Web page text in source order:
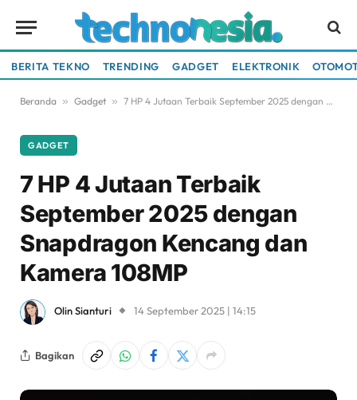
BERITA TEKNO TRENDING GADGET ELEKTRONIK
Beranda » Gadget » 7 HP 4 Jutaan Terbaik September 2025 dengan Snapdragon Kencang dan Kamera 108MP
GADGET
7 HP 4 Jutaan Terbaik
September 2025 dengan
Snapdragon Kencang dan
Kamera 108MP
Olin Sianturi 14 September 2025 | 14:15
Bagikan